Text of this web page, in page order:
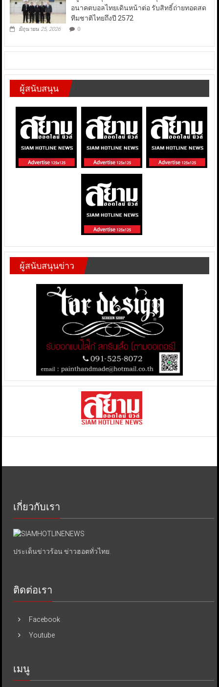
อนาคตบอลไทยเดินหน้าต่อ รับสิทธิ์ถ่ายทอดสด
ทีมชาติไทยถึงปี 2572
มิถุนายน 25, 2026 0
ผู้สนับสนุน
ผู้สนับสนุนข่าว
เกี่ยวกับเรา
ประเด็นข่าวร้อน ข่าวฮอตทั่วไทย.
ติดต่อเรา
Facebook
Youtube
เมนู